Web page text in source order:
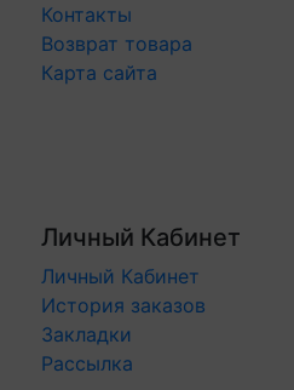
Контакты
Возврат товара
Карта сайта
Личный Кабинет
Личный Кабинет
История заказов
Закладки
Рассылка